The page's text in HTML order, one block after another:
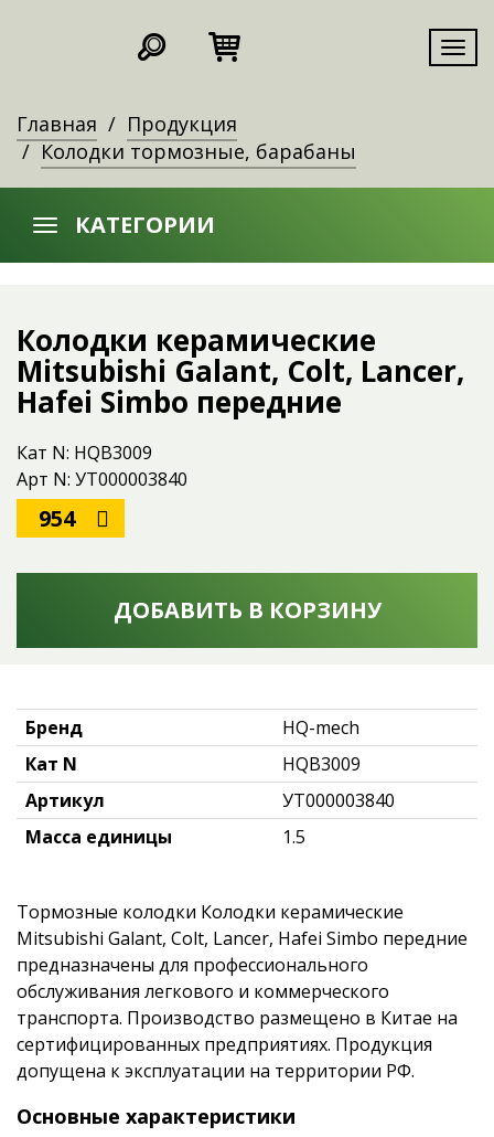
Главная
Продукция
Колодки тормозные, барабаны
КАТЕГОРИИ
Колодки керамические
Mitsubishi Galant, Colt, Lancer,
Hafei Simbo передние
Кат N: HQB3009
Арт N: УТ000003840
954
ДОБАВИТЬ В КОРЗИНУ
Бренд
HQ-mech
Кат N
HQB3009
Артикул
УТ000003840
Масса единицы
1.5
Тормозные колодки Колодки керамические
Mitsubishi Galant, Colt, Lancer, Hafei Simbo передние
предназначены для профессионального
обслуживания легкового и коммерческого
транспорта. Производство размещено в Китае на
сертифицированных предприятиях. Продукция
допущена к эксплуатации на территории РФ.
Основные характеристики